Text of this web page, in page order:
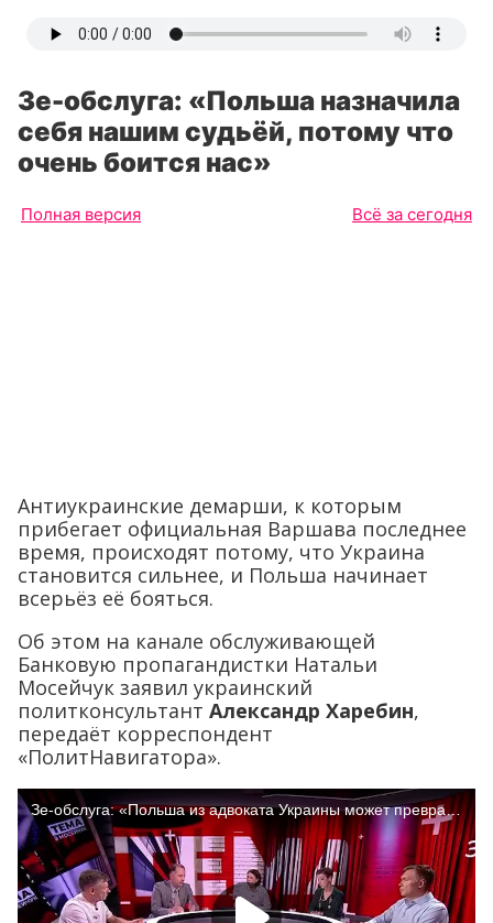
Зе-обслуга: «Польша назначила
себя нашим судьёй, потому что
очень боится нас»
Полная версия Всё за сегодня
Антиукраинские демарши, к которым
прибегает официальная Варшава последнее
время, происходят потому, что Украина
становится сильнее, и Польша начинает
всерьёз её бояться.
Об этом на канале обслуживающей
Банковую пропагандистки Натальи
Мосейчук заявил украинский
политконсультант Александр Харебин,
передаёт корреспондент
«ПолитНавигатора».